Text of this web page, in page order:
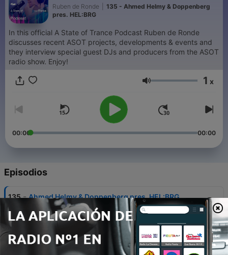
Ruben de Ronde
135 - Ahmed Helmy & Doppenberg
pres. HEL:BRG
In this official A State of Trance Podcast Ruben de Ronde
discusses recent ASOT projects, developments & events and
they interview special guest DJs and producers from the ASOT
radio show. Enjoy!
Volumen 1 x
00:00 00:00
Episodios
135 - Ahmed Helmy & Doppenberg pres. HEL:BRG
24 jul. 2026
134
17 jul. 2026